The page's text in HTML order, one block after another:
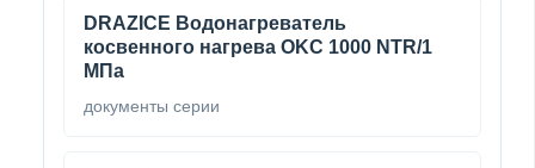
DRAZICE Водонагреватель
косвенного нагрева OKC 1000 NTR/1
МПа
документы серии